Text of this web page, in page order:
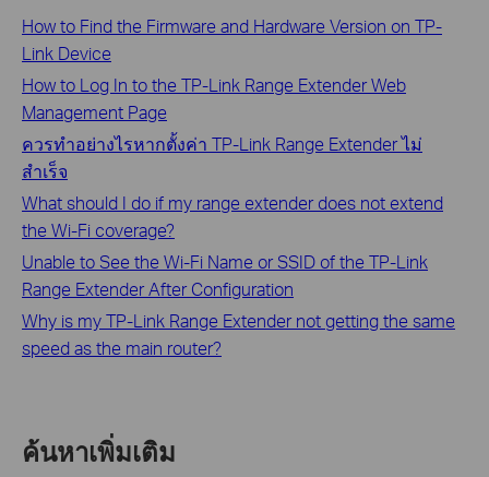
How to Find the Firmware and Hardware Version on TP-
Link Device
How to Log In to the TP-Link Range Extender Web
Management Page
ควรทำอย่างไรหากตั้งค่า TP-Link Range Extender ไม่
สำเร็จ
What should I do if my range extender does not extend
the Wi-Fi coverage?
Unable to See the Wi-Fi Name or SSID of the TP-Link
Range Extender After Configuration
Why is my TP-Link Range Extender not getting the same
speed as the main router?
ค้นหาเพิ่มเติม